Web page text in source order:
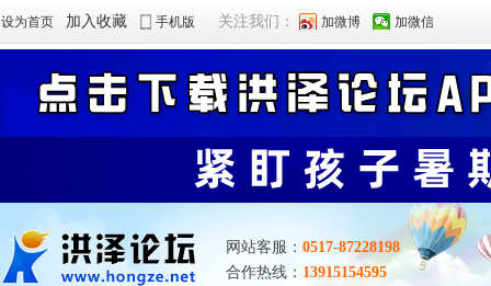
设为首页 加入收藏 手机版 关注我们： 加微博 加微信
网站客服： 0517-87228198
合作热线： 13915154595